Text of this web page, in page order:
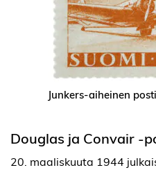
Junkers-aiheinen
Douglas ja Convair -
20. maaliskuuta 1944